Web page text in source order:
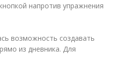
напротив упражнения
возможность создавать
из дневника. Для